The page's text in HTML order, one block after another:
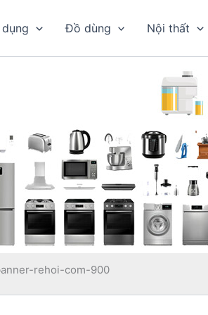
Đồ dùng Nội thất
rehoi-com-900